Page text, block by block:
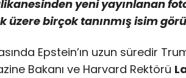
yeni yayınlanan
üzere birçok tanınmış isim
Epstein’ın uzun süredir
Bakanı ve Harvard Rektörü